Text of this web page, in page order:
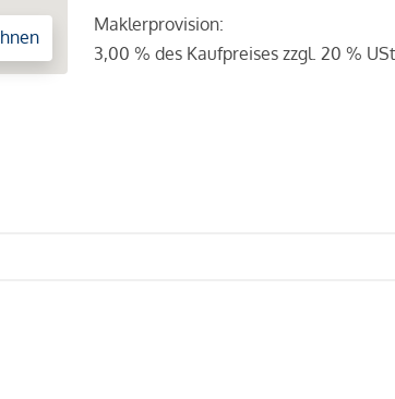
Maklerprovision:
3,00 % des Kaufpreises zzgl. 20 % USt.